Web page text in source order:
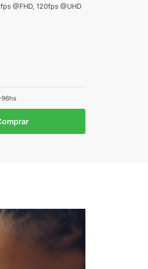
@FHD, 120fps @UHD